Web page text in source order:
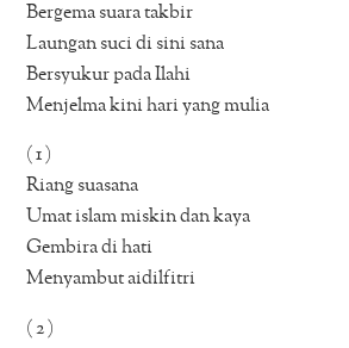
Bergema suara takbir
Laungan suci di sini sana
Bersyukur pada Ilahi
Menjelma kini hari yang mulia
( 1 )
Riang suasana
Umat islam miskin dan kaya
Gembira di hati
Menyambut aidilfitri
( 2 )